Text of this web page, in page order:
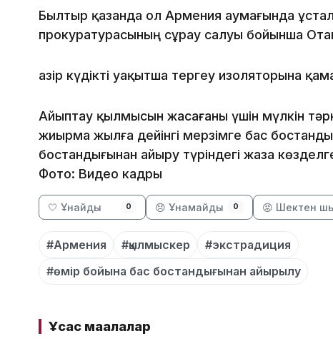
Былтыр қазанда ол Армения аумағында
прокуратурасының сұрау салуы бойынша
Қазір күдікті уақытша тергеу изоляторына
Айыптау қылмысын жасағаны үшін мүлкін
жиырма жылға дейiнгi мерзiмге бас
бостандығынан айыру түрiндегi жаза
Фото: Видео кадры
🤍 Ұнайды 0 😞 Ұнамайды 0 😡 Шектен
#Армения #қылмыскер
#экстрадиция
#өмір бойына бас бостандығынан айырылу
Ұқсас мақалалар